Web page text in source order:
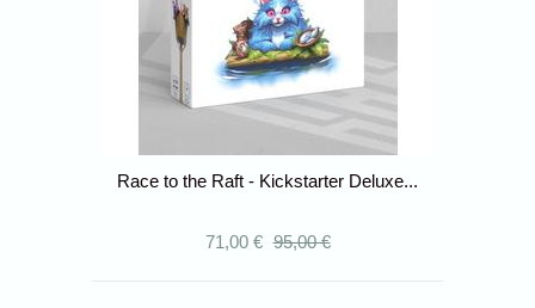
Race to the Raft - Kickstarter Deluxe...
71,00 € 95,00 €